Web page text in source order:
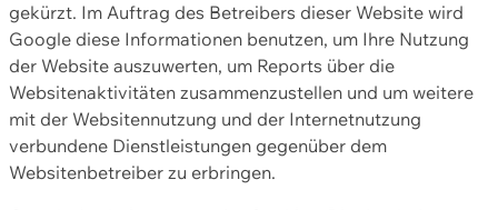
gekürzt. Im Auftrag des Betreibers dieser Website wird
Google diese Informationen benutzen, um Ihre Nutzung
der Website auszuwerten, um Reports über die
Websitenaktivitäten zusammenzustellen und um weitere
mit der Websitennutzung und der Internetnutzung
verbundene Dienstleistungen gegenüber dem
Websitenbetreiber zu erbringen.